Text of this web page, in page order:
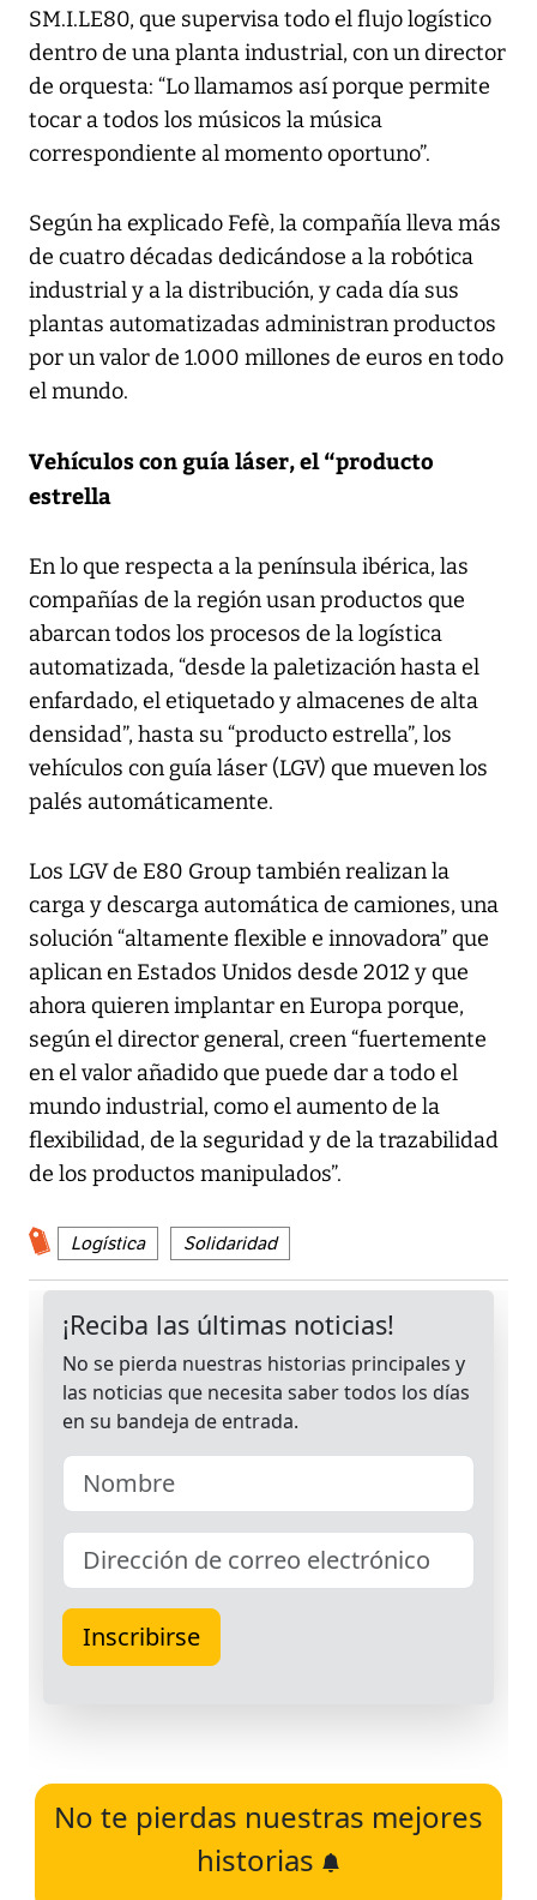
SM.I.LE80, que supervisa todo el flujo logístico
dentro de una planta industrial, con un director
de orquesta: “Lo llamamos así porque permite
tocar a todos los músicos la música
correspondiente al momento oportuno”.
Según ha explicado Fefè, la compañía lleva más
de cuatro décadas dedicándose a la robótica
industrial y a la distribución, y cada día sus
plantas automatizadas administran productos
por un valor de 1.000 millones de euros en todo
el mundo.
Vehículos con guía láser, el “producto
estrella
En lo que respecta a la península ibérica, las
compañías de la región usan productos que
abarcan todos los procesos de la logística
automatizada, “desde la paletización hasta el
enfardado, el etiquetado y almacenes de alta
densidad”, hasta su “producto estrella”, los
vehículos con guía láser (LGV) que mueven los
palés automáticamente.
Los LGV de E80 Group también realizan la
carga y descarga automática de camiones, una
solución “altamente flexible e innovadora” que
aplican en Estados Unidos desde 2012 y que
ahora quieren implantar en Europa porque,
según el director general, creen “fuertemente
en el valor añadido que puede dar a todo el
mundo industrial, como el aumento de la
flexibilidad, de la seguridad y de la trazabilidad
de los productos manipulados”.
Logística Solidaridad
No te pierdas nuestras mejores
historias